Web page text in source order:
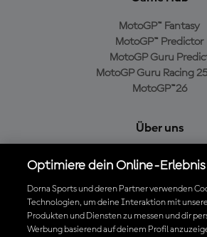
MotoGP™ Fantasy
MotoGP™ Predictor
MotoGP Guru
MotoGP Guru Racing
MotoGP™26
Über uns
Cookie-Richtlinien
Kaufrichtlinie
Optimiere dein Online-Erlebnis
Dorna Sports und deren Partner verwenden
Technologien, um deine Interaktion mit
Produkten und Diensten zu messen und dir
Werbung basierend auf deinem Profil